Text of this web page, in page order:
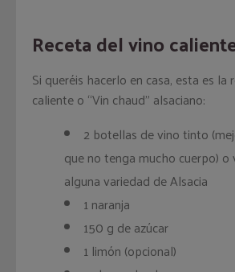
Receta del vino
Si queréis hacerlo en casa, esta es la
caliente o “Vin chaud” alsaciano:
2 botellas de vino tinto
que no tenga mucho cuerpo)
alguna variedad de Alsacia
1 naranja
150 g de azúcar
1 limón (opcional)